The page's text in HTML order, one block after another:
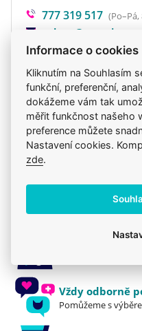
RAKYTNÍK
ledvin a močových
L-metioninu
6,0–6,5.
BEZ obilovin - BEZ
BEZ GMO – BEZ soji
777 319 517
eshop@veterix.cz
Produkt také v
Granule
Pro
Brit
Mou kočku
Jsme zkušení
Vždy odborně
Pomůžeme s
Informace o cookies
Kliknutím na Souhlasím
funkční, preferenční,
dokážeme vám tak
měřit funkčnost našeho
preference můžete
Nastavení cookies.
zde.